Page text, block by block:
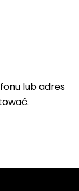
lub adres